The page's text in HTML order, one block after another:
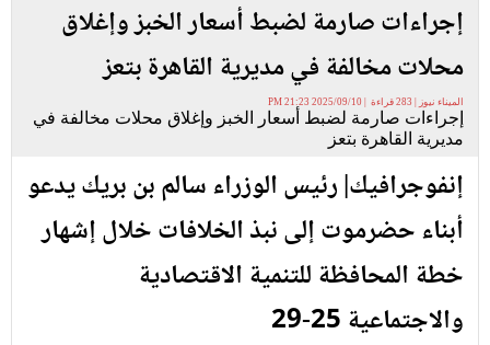
إجراءات صارمة لضبط أسعار الخبز وإغلاق
محلات مخالفة في مديرية القاهرة بتعز
الميناء نيوز | 283 قراءة | 2025/09/10 21:23 PM
إجراءات صارمة لضبط أسعار الخبز وإغلاق محلات مخالفة في
مديرية القاهرة بتعز
إنفوجرافيك| ‎رئيس الوزراء سالم بن بريك يدعو
أبناء حضرموت إلى نبذ الخلافات خلال إشهار
خطة المحافظة للتنمية الاقتصادية
والاجتماعية 25-29